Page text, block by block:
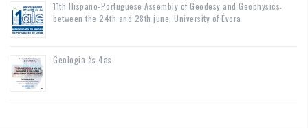
11th Hispano-Portuguese Assembly of Geodesy and Geophysics:
between the 24th and 28th june, University of Évora
Geologia às 4as